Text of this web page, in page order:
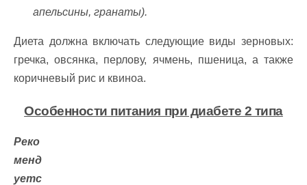
апельсины, гранаты).
Диета должна включать следующие виды зерновых:
гречка, овсянка, перлову, ячмень, пшеница, а также
коричневый рис и квиноа.
Особенности питания при диабете 2 типа
Реко
менд
уетс